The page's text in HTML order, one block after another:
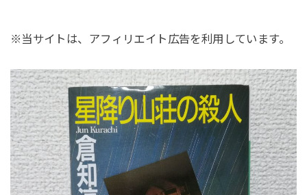
※当サイトは、アフィリエイト広告を利用しています。